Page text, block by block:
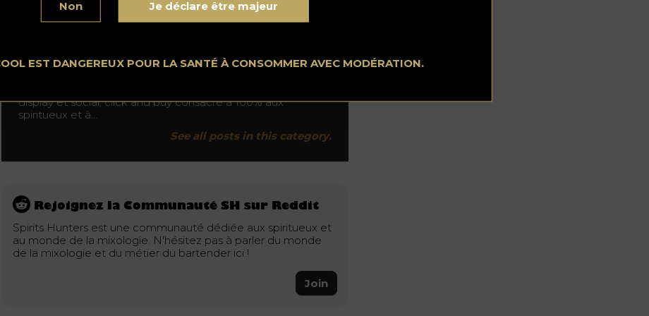
Non Je déclare être majeur
EST DANGEREUX POUR LA SANTÉ À CONSOMMER AVEC MODÉRATION.
No conduzca bajo los efectos del alcohol. Consuma con moderación.
News
display et social, click and buy consacré à 100% aux
spiritueux et à…
See all posts in this category.
Rejoignez la Communauté SH sur Reddit
Spirits Hunters est une communauté dédiée aux spiritueux et
au monde de la mixologie. N'hésitez pas à parler du monde
de la mixologie et du métier du bartender ici !
Join